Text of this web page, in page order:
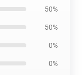
50%
50%
0%
0%